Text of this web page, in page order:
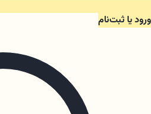
ورود یا ثبت‌نام